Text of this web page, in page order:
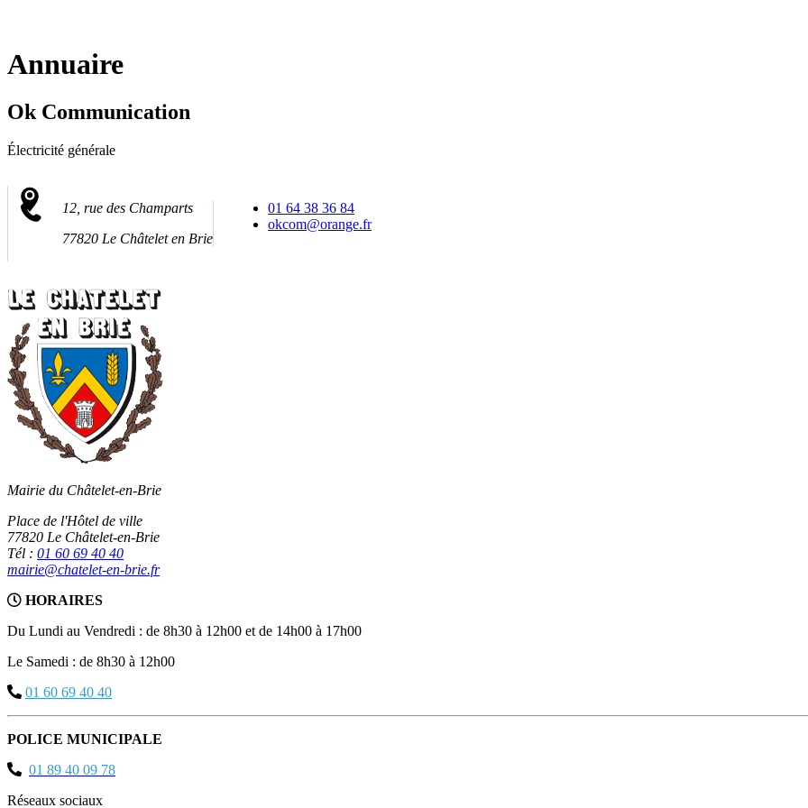
Annuaire
Ok Communication
Électricité générale
12, rue des Champarts
77820 Le Châtelet en Brie
01 64 38 36 84
okcom@orange.fr
Mairie du Châtelet-en-Brie
Place de l'Hôtel de ville
77820 Le Châtelet-en-Brie
Tél : 01 60 69 40 40
mairie@chatelet-en-brie.fr
HORAIRES
Du Lundi au Vendredi : de 8h30 à 12h00 et de 14h00 à 17h00
Le Samedi : de 8h30 à 12h00
01 60 69 40 40
POLICE MUNICIPALE
01 89 40 09 78
Réseaux sociaux